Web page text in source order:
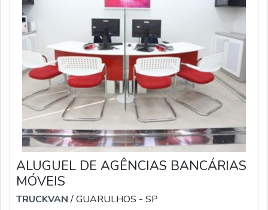
ALUGUEL DE AGÊNCIAS BANCÁRIAS
MÓVEIS
TRUCKVAN/ GUARULHOS - SP